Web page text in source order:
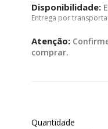
Disponibilidade:
Entrega por
Atenção:
comprar.
Quantidade